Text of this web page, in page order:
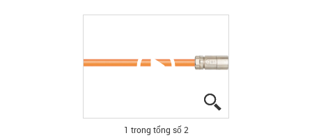
1 trong tổng số 2